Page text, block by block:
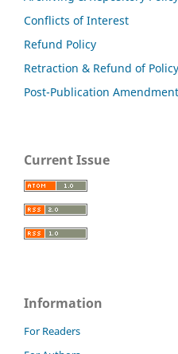
Conflicts of Interest
Refund Policy
Retraction & Refund of Policy
Post-Publication
Current Issue
Information
For Readers